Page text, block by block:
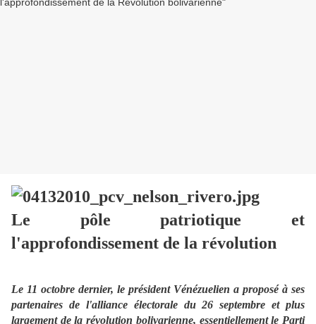
Le pôle patriotique et
l'approfondissement de la révolution
Le 11 octobre dernier, le président Vénézuelien a proposé à ses
partenaires de l'alliance électorale du 26 septembre et plus
largement de la révolution bolivarienne, essentiellement le Parti